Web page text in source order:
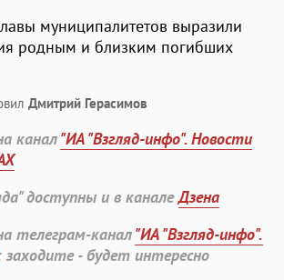
муниципалитетов выразили
родным и близким погибших
Дмитрий Герасимов
канал"ИА "Взгляд-инфо". Новости
доступны и в каналеДзена
телеграм-канал"ИА "Взгляд-инфо".
заходите - будет интересно